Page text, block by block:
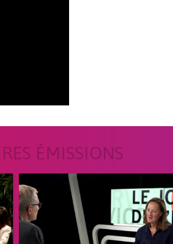
ÉMISSIONS